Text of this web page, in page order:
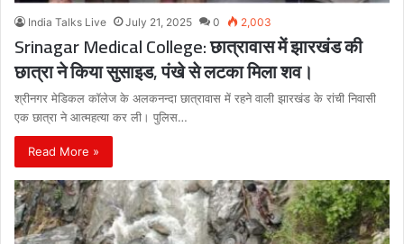
India Talks Live July 21, 2025 0 2,003
Srinagar Medical College: छात्रावास में झारखंड की
छात्रा ने किया सुसाइड, पंखे से लटका मिला शव।
श्रीनगर मेडिकल कॉलेज के अलकनन्दा छात्रावास में रहने वाली झारखंड के रांची निवासी
एक छात्रा ने आत्महत्या कर ली। पुलिस…
Read More »